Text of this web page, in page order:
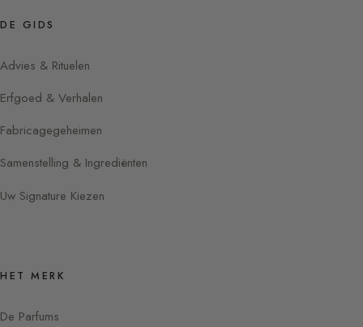
DE GIDS
Advies & Rituelen
Erfgoed & Verhalen
Fabricagegeheimen
Samenstelling & Ingrediënten
Uw Signature Kiezen
HET MERK
De Parfums